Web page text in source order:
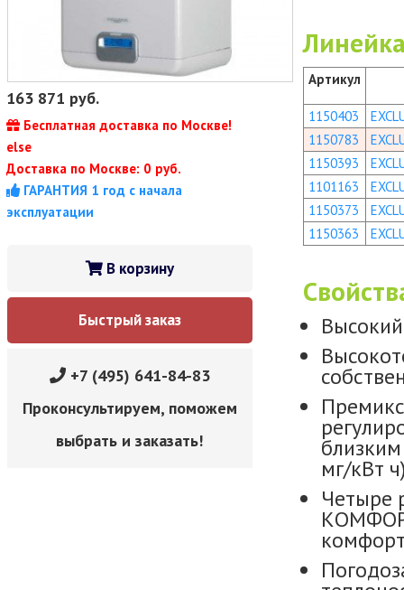
163 871 руб.
Бесплатная доставка по Москве!
else
Доставка по Москве: 0 руб.
ГАРАНТИЯ 1 год с начала
эксплуатации
В корзину
Быстрый заказ
+7 (495) 641-84-83
Проконсультируем, поможем
выбрать и заказать!
Артикул
1150403
1150783
1150393
1101163
1150373
1150363
мг/кВт